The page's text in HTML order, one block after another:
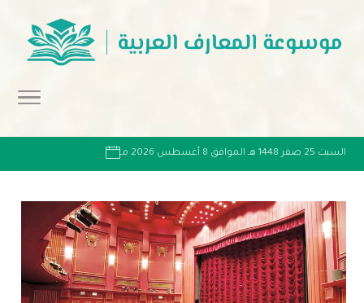
السبت 25 صفر 1448 هـ الموافق 8 أغسطس 2026 مـ